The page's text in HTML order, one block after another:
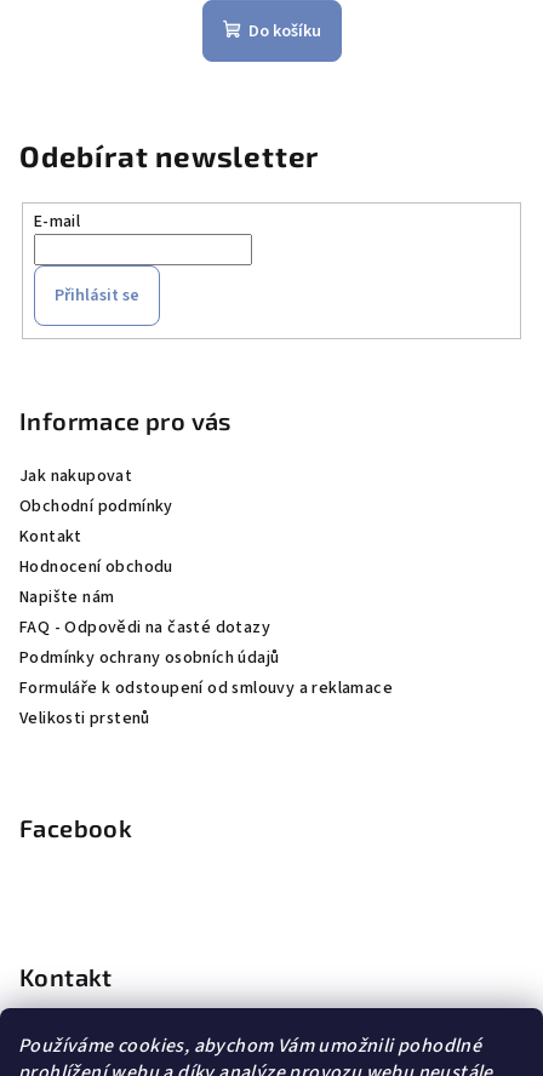
Používáme cookies, abychom Vám umožnili pohodlné
Do košíku
Odebírat newsletter
E-mail
Přihlásit se
Informace pro vás
Jak nakupovat
Obchodní podmínky
Kontakt
Hodnocení obchodu
Napište nám
FAQ - Odpovědi na časté dotazy
Podmínky ochrany osobních údajů
Formuláře k odstoupení od smlouvy a reklamace
Velikosti prstenů
Facebook
Kontakt
info @dopravagratis.cz
+420 603 500 988